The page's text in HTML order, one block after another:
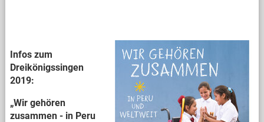
Infos zum
Dreikönigssingen
2019:
„Wir gehören
zusammen - in Peru